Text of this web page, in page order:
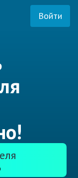
Войти